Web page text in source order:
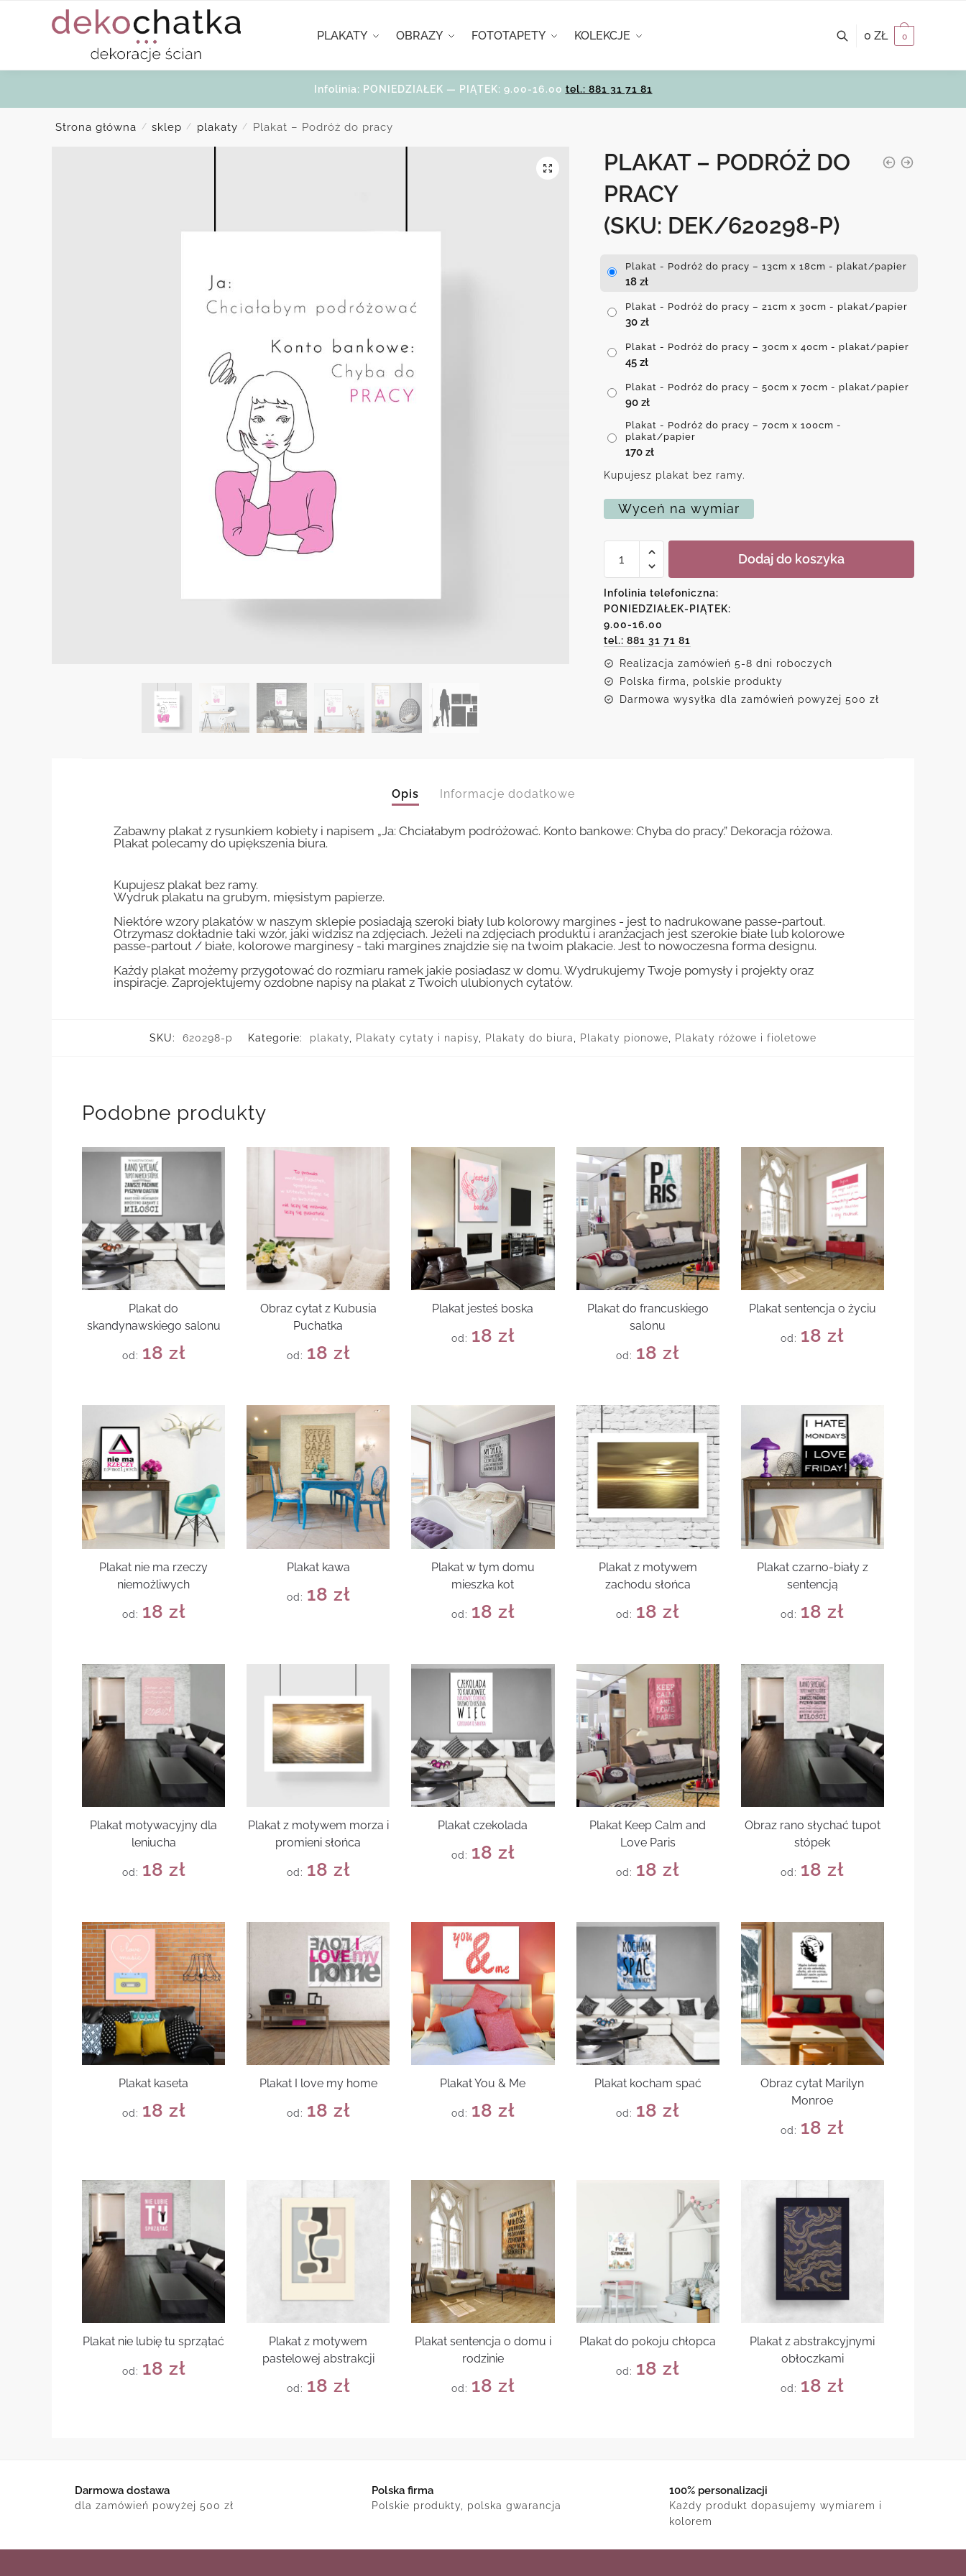
PLAKATY OBRAZY FOTOTAPETY KOLEKCJE 0 ZŁ 0
Infolinia: PONIEDZIAŁEK — PIĄTEK: 9.00-16.00 tel.: 881 31 71 81
Strona główna / sklep / plakaty / Plakat – Podróż do pracy
PLAKAT – PODRÓŻ DO
PRACY
(SKU: DEK/620298-P)
Plakat - Podróż do pracy – 13cm x 18cm - plakat/papier
18 zł
Plakat - Podróż do pracy – 21cm x 30cm - plakat/papier
30 zł
Plakat - Podróż do pracy – 30cm x 40cm - plakat/papier
45 zł
Plakat - Podróż do pracy – 50cm x 70cm - plakat/papier
90 zł
Plakat - Podróż do pracy – 70cm x 100cm -
plakat/papier
170 zł
Kupujesz plakat bez ramy.
Wyceń na wymiar
Plakat
do
pracy
Dodaj do koszyka
Infolinia telefoniczna:
PONIEDZIAŁEK-PIĄTEK:
9.00-16.00
tel.: 881 31 71 81
Realizacja zamówień 5-8 dni roboczych
Polska firma, polskie produkty
Darmowa wysyłka dla zamówień powyżej 500 zł
Opis Informacje dodatkowe
Zabawny plakat z rysunkiem kobiety i napisem „Ja: Chciałabym podróżować. Konto bankowe: Chyba do pracy.” Dekoracja różowa.
Plakat polecamy do upiększenia biura.
Kupujesz plakat bez ramy.
Wydruk plakatu na grubym, mięsistym papierze.
Niektóre wzory plakatów w naszym sklepie posiadają szeroki biały lub kolorowy margines - jest to nadrukowane passe-partout.
Otrzymasz dokładnie taki wzór, jaki widzisz na zdjęciach. Jeżeli na zdjęciach produktu i aranżacjach jest szerokie białe lub kolorowe
passe-partout / białe, kolorowe marginesy - taki margines znajdzie się na twoim plakacie. Jest to nowoczesna forma designu.
Każdy plakat możemy przygotować do rozmiaru ramek jakie posiadasz w domu. Wydrukujemy Twoje pomysły i projekty oraz
inspiracje. Zaprojektujemy ozdobne napisy na plakat z Twoich ulubionych cytatów.
SKU: 620298-p Kategorie: plakaty, Plakaty cytaty i napisy, Plakaty do biura, Plakaty pionowe, Plakaty różowe i fioletowe
Podobne produkty
Plakat do
skandynawskiego salonu
od: 18 zł
Obraz cytat z Kubusia
Puchatka
od: 18 zł
Plakat jesteś boska
od: 18 zł
Plakat do francuskiego
salonu
od: 18zł
Plakat sentencja o życiu
od: 18zł
Plakat nie ma rzeczy
niemożliwych
od: 18 zł
Plakat kawa
od: 18 zł
Plakat w tym domu
mieszka kot
od: 18 zł
Plakat z motywem
zachodu słońca
od: 18zł
Plakat czarno-biały z
sentencją
od: 18zł
Plakat motywacyjny dla
leniucha
od: 18 zł
Plakat z motywem morza i
promieni słońca
od: 18 zł
Plakat czekolada
od: 18 zł
Plakat Keep Calm and
Love Paris
od: 18zł
Obraz rano słychać tupot
stópek
od: 18zł
Plakat kaseta
od: 18 zł
Plakat I love my home
od: 18 zł
Plakat You & Me
od: 18 zł
Plakat kocham spać
od: 18zł
Obraz cytat Marilyn
Monroe
od: 18zł
Plakat nie lubię tu sprzątać
od: 18 zł
Plakat z motywem
pastelowej abstrakcji
od: 18 zł
Plakat sentencja o domu i
rodzinie
od: 18 zł
Plakat do pokoju chłopca
od: 18zł
Plakat z abstrakcyjnymi
obłoczkami
od: 18zł
Darmowa dostawa
dla zamówień powyżej 500 zł
Polska firma
Polskie produkty, polska gwarancja
100% personalizacji
Każdy produkt dopasujemy wymiarem i
kolorem